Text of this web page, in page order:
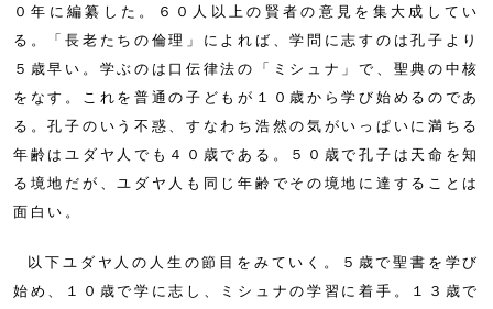
０年に編纂した。６０人以上の賢者の意見を集大成してい
る。「長老たちの倫理」によれば、学問に志すのは孔子より
５歳早い。学ぶのは口伝律法の「ミシュナ」で、聖典の中核
をなす。これを普通の子どもが１０歳から学び始めるのであ
る。孔子のいう不惑、すなわち浩然の気がいっぱいに満ちる
年齢はユダヤ人でも４０歳である。５０歳で孔子は天命を知
る境地だが、ユダヤ人も同じ年齢でその境地に達することは
面白い。
以下ユダヤ人の人生の節目をみていく。５歳で聖書を学び
始め、１０歳で学に志し、ミシュナの学習に着手。１３歳で